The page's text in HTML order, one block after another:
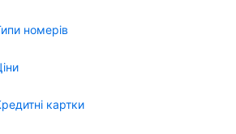
номерів
картки